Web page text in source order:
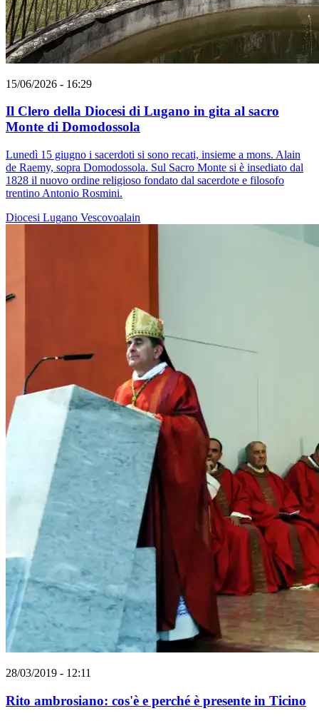
15/06/2026 - 16:29
Il Clero della Diocesi di Lugano in gita al sacro
Monte di Domodossola
Lunedì 15 giugno i sacerdoti si sono recati, insieme a mons. Alain
de Raemy, sopra Domodossola. Sul Sacro Monte si è insediato dal
1828 il nuovo ordine religioso fondato dal sacerdote e filosofo
trentino Antonio Rosmini.
Diocesi Lugano Vescovoalain
28/03/2019 - 12:11
Rito ambrosiano: cos'è e perché è presente in Ticino